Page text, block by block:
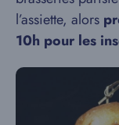
l’assiette, alors
10h pour les